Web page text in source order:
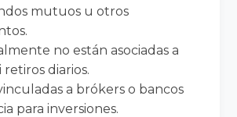
mutuos u otros
no están asociadas a
diarios.
a brókers o bancos
para inversiones.